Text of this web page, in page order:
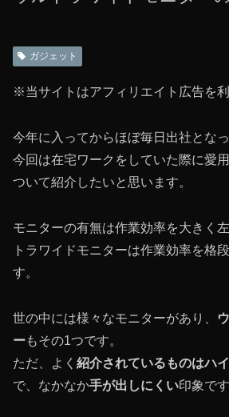
ガジェット
※当サイトはアフィリエイト広告を
今年に入ってからほぼ毎日出社とな
今回は在宅ワークをしていた際に愛
ついて紹介したいと思います。
モニターの有無は作業効率を大きく
トラワイドモニターは作業効率を格
す。
世の中には様々なモニターがあり、
ーもその1つです。
ただ、よく 紹介されているものはハ
で、なかなか手が出しにくい印象です